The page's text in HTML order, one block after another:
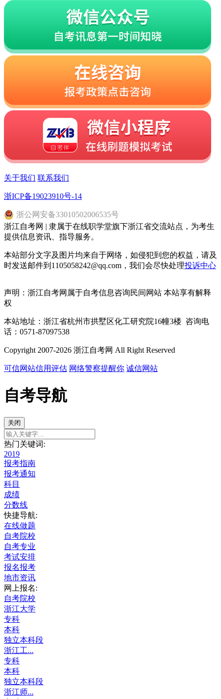
关于我们 联系我们
浙ICP备19023910号-14
浙公网安备33010502006535号
浙江自考网 | 隶属于在线职学堂旗下浙江省交流站点，为考生
提供信息资讯、指导服务。
本站部分文字及图片均来自于网络，如侵犯到您的权益，请及
时发送邮件到1105058242@qq.com，我们会尽快处理投诉中心
声明：浙江自考网属于自考信息咨询民间网站 本站享有解释
权
本站地址：浙江省杭州市拱墅区化工研究院16幢3楼 咨询电
话：0571-87097538
Copyright 2007-2026 浙江自考网 All Right Reserved
可信网站信用评估 网络警察提醒你 诚信网站
自考导航
关闭
热门关键词:
2019
报考指南
报考通知
科目
成绩
分数线
快捷导航:
在线做题
自考院校
自考专业
考试安排
报名报考
地市资讯
网上报名:
自考院校
浙江大学
专科
本科
独立本科段
浙江工...
专科
本科
独立本科段
浙江师...